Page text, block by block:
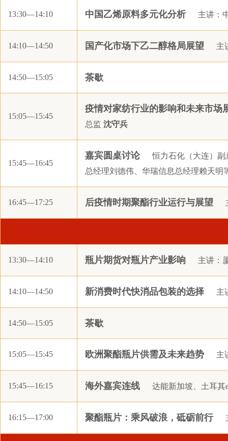
13:30—14:10 中国乙烯原料多元化分析 主讲：
14:10—14:50 国产化市场下乙二醇格局展望 主
14:50—15:05 茶歇
15:05—15:45
疫情对家纺行业的影响和未来市场
总监 沈守兵
15:45—16:45
嘉宾圆桌讨论
恒力石化（大连）
总经理刘德伟、华瑞信息总经理赖天明
16:45—17:25 后疫情时期聚酯行业运行与展望
13:30—14:10 瓶片期货对瓶片产业影响 主讲：
14:10—14:50 新消费时代快消品包装的选择 主
14:50—15:05 茶歇
15:05—15:45 欧洲聚酯瓶片供需及未来趋势 主
15:45—16:15 海外嘉宾连线 达能新加坡、土耳其
16:15—17:00 聚酯瓶片：乘风破浪，砥砺前行
扬子石化-巴斯夫有限责任公司
厦门玮泰纺织科技有限公司
浙江东越化工有限公司
徐州新风空调设备有限公司
深圳市康年科技有限公司
太仓市威豪化纤有限公司
海宁新高纤维有限公司
重庆国储有色金属有限公司
岷驲企业管理咨询服务（上海）有限公司
中国石化化工销售有限公司江苏分公司
江苏长风国际贸易有限公司 中
方正中期期货有限公司
永安期货股份有限公司萧山营业部
华融融达期货股份有限公司
江苏海欣纤维有限公司
四川东材科技集团股份有限公司
联新（开平)高性能纤维有限公司
中融鼎（深圳）投资有限公司
华泰长城资本管理有限公司
浙江钟闻能源有限公司
宁波利万新材料有限公司
泉州海天材料科技股份有限公司
张家港保税区佑堂国际贸易有限公司